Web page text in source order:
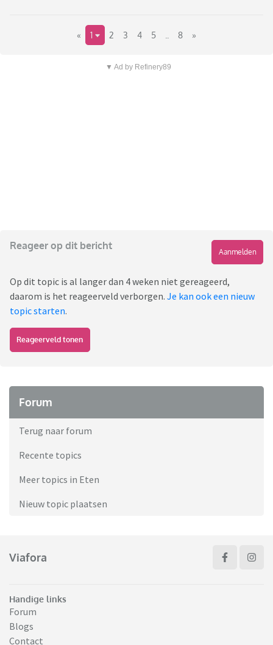
« 1 2 3 4 5 8 »
▼ Ad by Refinery89
Reageer op dit bericht
Aanmelden
Op dit topic is al langer dan 4 weken niet gereageerd,
daarom is het reageerveld verborgen. Je kan ook een nieuw
topic starten.
Reageerveld tonen
Forum
Terug naar forum
Recente topics
Meer topics in Eten
Nieuw topic plaatsen
Viafora
Handige links
Forum
Blogs
Contact